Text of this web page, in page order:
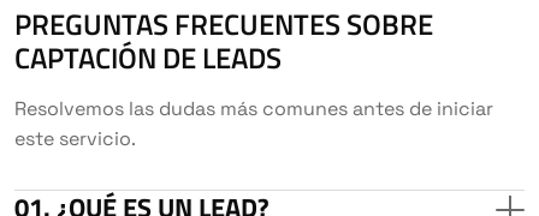
PREGUNTAS FRECUENTES SOBRE
CAPTACIÓN DE LEADS
Resolvemos las dudas más comunes antes de iniciar
este servicio.
¿QUÉ ES UN LEAD?